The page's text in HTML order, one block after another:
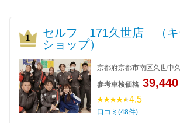
セルフ 171久世店 （キ
ショップ）
京都府京都市南区久世中
参考車検価格 39,440
4.5
口コミ(48件)